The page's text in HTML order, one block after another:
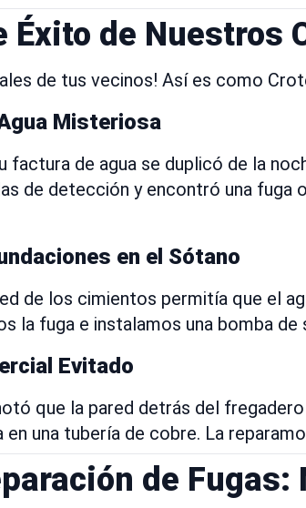
de Nuestros
de tus vecinos! Así es como
Misteriosa
factura de agua se duplicó de la
de detección y encontró una
en el Sótano
de los cimientos permitía que el
la fuga e instalamos una bomba
Evitado
que la pared detrás del
una tubería de cobre. La
de